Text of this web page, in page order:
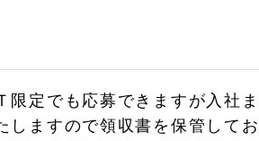
定でも応募できますが入社ま
しますので領収書を保管してお